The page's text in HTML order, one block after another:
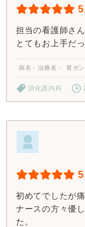
担当の看護師さ
とてもお上手だっ
病名・治療名 胃ガ
消化器内科
初めてでしたが
ナースの方々優
た。